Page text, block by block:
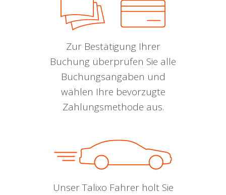
Zur Bestätigung Ihrer
Buchung überprüfen Sie alle
Buchungsangaben und
wählen Ihre bevorzugte
Zahlungsmethode aus.
Unser Talixo Fahrer holt Sie